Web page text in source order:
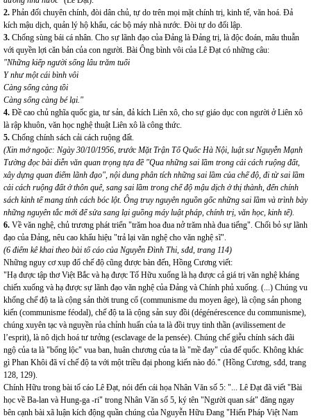
2. Phản đối chuyên chính, đòi dân chủ, tự do trên mọi mặt chính trị, kinh tế, văn hoá. Đả
kích mậu dịch, quản lý hộ khẩu, các bộ máy nhà nước. Đòi tự do đối lập.
3. Chống sùng bái cá nhân. Cho sự lãnh đạo của Đảng là Đảng trị, là độc đoán, mâu thuẫn
với quyền lợi căn bản của con người. Bài Ông bình vôi của Lê Đạt có những câu:
"Những kiếp người sống lâu trăm tuổi
Y như một cái bình vôi
Càng sống càng tồi
Càng sống càng bé lại."
4. Đề cao chủ nghĩa quốc gia, tư sản, đả kích Liên xô, cho sự giáo dục con người ở Liên xô
là rập khuôn, văn học nghệ thuật Liên xô là công thức.
5. Chống chính sách cải cách ruộng đất.
(Xin mở ngoặc: Ngày 30/10/1956, trước Mặt Trận Tổ Quốc Hà Nội, luật sư Nguyễn Mạnh
Tường đọc bài diễn văn quan trọng tựa đề "Qua những sai lầm trong cải cách ruộng đất,
xây dựng quan điểm lãnh đạo", nội dung phân tích những sai lầm của chế độ, đi từ sai lầm
cải cách ruộng đất ở thôn quê, sang sai lầm trong chế độ mậu dịch ở thị thành, đến chính
sách kinh tế mang tính cách bóc lột. Ông truy nguyên nguồn gốc những sai lầm và trình bày
những nguyên tắc mới để sửa sang lại guồng máy luật pháp, chính trị, văn học, kinh tế).
6. Về văn nghệ, chủ trương phát triển "trăm hoa đua nở trăm nhà đua tiếng". Chối bỏ sự lãnh
đạo của Đảng, nêu cao khẩu hiệu "trả lại văn nghệ cho văn nghệ sĩ".
(6 điểm kê khai theo bài tố cáo của Nguyễn Đình Thi, sđd, trang 114)
Những nguy cơ xụp đổ chế độ cũng được bàn đến, Hồng Cương viết:
"Hạ được tập thơ Việt Bắc và hạ được Tố Hữu xuống là hạ được cả giá trị văn nghệ kháng
chiến xuống và hạ được sự lãnh đạo văn nghệ của Đảng và Chính phủ xuống. (...) Chúng vu
khống chế độ ta là cộng sản thời trung cổ (communisme du moyen âge), là cộng sản phong
kiến (communisme féodal), chế độ ta là cộng sản suy đồi (dégénérescence du communisme),
chúng xuyên tạc và nguyền rủa chỉnh huấn của ta là đồi trụy tinh thần (avilissement de
l’esprit), là nô dịch hoá tư tưởng (esclavage de la pensée). Chúng chế giễu chính sách đãi
ngộ của ta là "bổng lộc" vua ban, huân chương của ta là "mề đay" của đế quốc. Không khác
gì Phan Khôi đã ví chế độ ta với một triều đại phong kiến nào đó." (Hồng Cương, sđd, trang
128, 129).
Chính Hữu trong bài tố cáo Lê Đạt, nói đến cái họa Nhân Văn số 5: "... Lê Đạt đã viết "Bài
học về Ba-lan và Hung-ga -ri" trong Nhân Văn số 5, ký tên "Người quan sát" đăng ngay
bên cạnh bài xã luận kích động quần chúng của Nguyễn Hữu Đang "Hiến Pháp Việt Nam